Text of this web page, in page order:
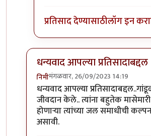
प्रतिसाद देण्यासाठीलॉग इन करा
धन्यवाद आपल्या प्रतिसादाबद्दल
निमीमंगळवार, 26/09/2023 14:19
In reply toछान. खत प्रकल्प
धन्यवाद आपल्या
जीवदान केले.. त्यांना बहुतेक
होणाऱ्या त्यांच्या जल समाधीची
असावी.